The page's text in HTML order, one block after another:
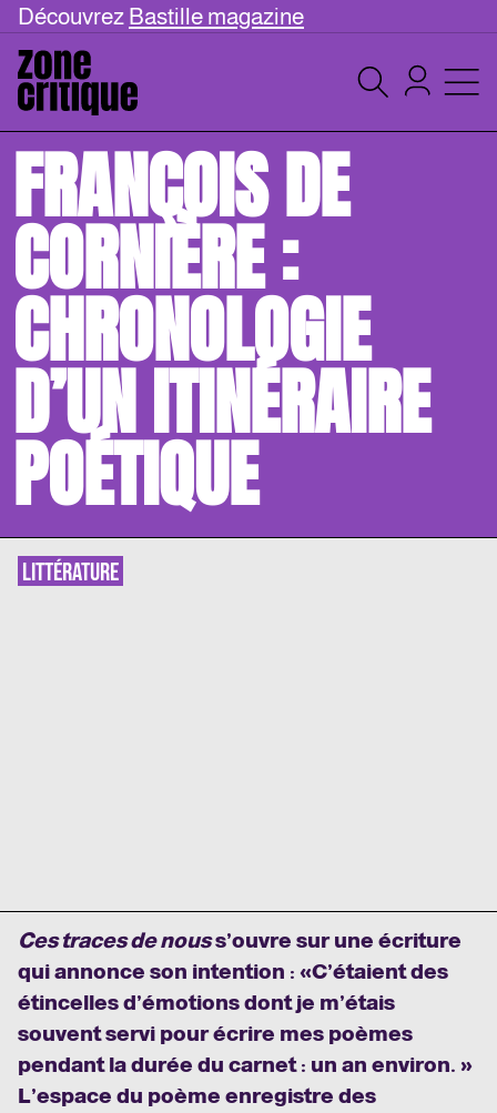
Découvrez Bastille magazine
FRANÇOIS DE
CORNIÈRE :
CHRONOLOGIE
D’UN ITINÉRAIRE
POÉTIQUE
LITTÉRATURE
Ces traces de nouss’ouvre sur une écriture
qui annonce son intention : «C’étaient des
étincelles d’émotions dont je m’étais
souvent servi pour écrire mes poèmes
pendant la durée du carnet : un an environ. »
L’espace du poème enregistre des